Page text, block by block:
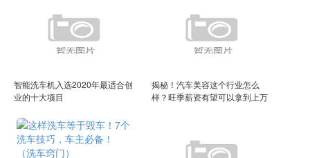
智能洗车机入选2020年最适合创
业的十大项目
揭秘！汽车美容这个行业怎么
样？旺季薪资有望可以拿到上万